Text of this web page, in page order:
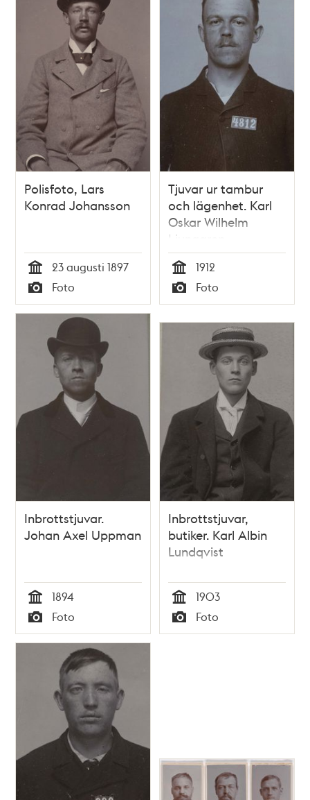
Polisfoto, Lars
Konrad Johansson
Tid
23 augusti 1897
Typ
Foto
Tjuvar ur tambur
och lägenhet. Karl
Oskar Wilhelm
Ljunggren
Tid
1912
Typ
Foto
Inbrottstjuvar.
Johan Axel Uppman
Tid
1894
Typ
Foto
Inbrottstjuvar,
butiker. Karl Albin
Lundqvist
Tid
1903
Typ
Foto